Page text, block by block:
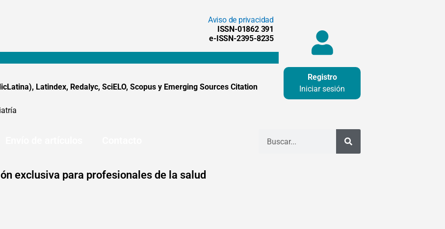
Aviso de privacidad
ISSN-01862 391
e-ISSN-2395-8235
Latindex, Redalyc, SciELO, Scopus y Emerging Sources Citation
Registro
Iniciar sesión
exclusiva para profesionales de la salud